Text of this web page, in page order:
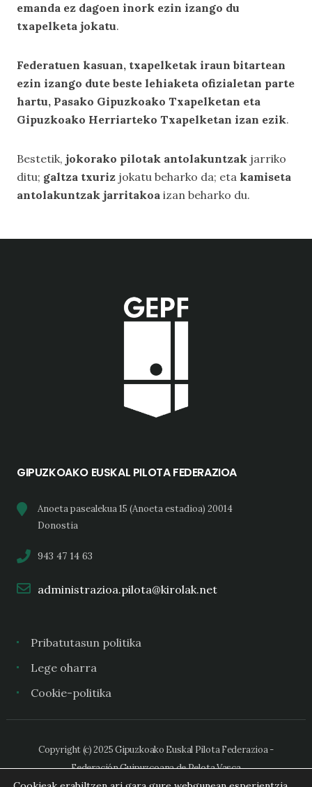
emanda ez dagoen inork ezin izango du
txapelketa jokatu.
Federatuen kasuan, txapelketak iraun bitartean
ezin izango dute beste lehiaketa ofizialetan parte
hartu, Pasako Gipuzkoako Txapelketan eta
Gipuzkoako Herriarteko Txapelketan izan ezik.
Bestetik, jokorako pilotak antolakuntzak jarriko
ditu; galtza txuriz jokatu beharko da; eta kamiseta
antolakuntzak jarritakoa izan beharko du.
GIPUZKOAKO EUSKAL PILOTA FEDERAZIOA
Anoeta pasealekua 15 (Anoeta estadioa) 20014
Donostia
943 47 14 63
administrazioa.pilota@kirolak.net
Pribatutasun politika
Lege oharra
Cookie-politika
Copyright (c) 2025 Gipuzkoako Euskal Pilota Federazioa -
Federación Guipuzcoana de Pelota Vasca